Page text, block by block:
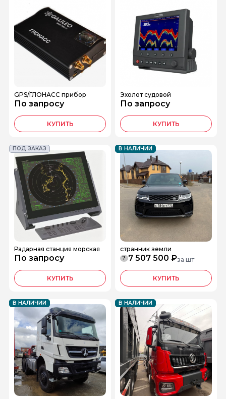
GPS/ГЛОНАСС прибор
По запросу
КУПИТЬ
Эхолот судовой
По запросу
КУПИТЬ
ПОД ЗАКАЗ
Радарная станция морская
По запросу
КУПИТЬ
В НАЛИЧИИ
странник земли
? 7 507 500 ₽за шт
КУПИТЬ
В НАЛИЧИИ В НАЛИЧИИ